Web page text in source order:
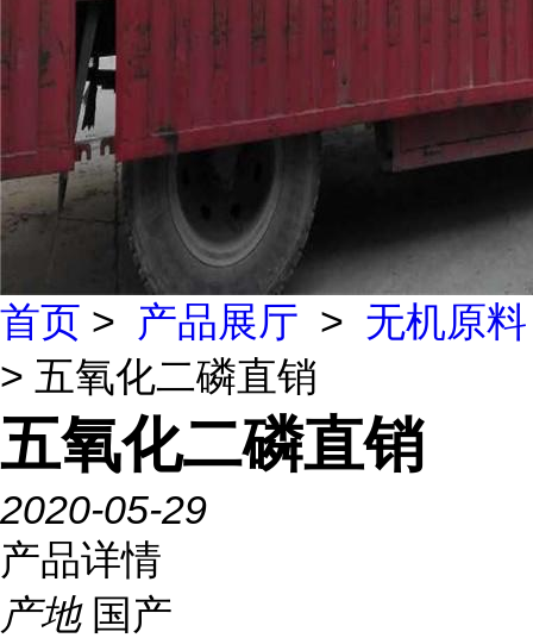
首页 > 产品展厅 > 无机原料
> 五氧化二磷直销
五氧化二磷直销
2020-05-29
产品详情
产地 国产